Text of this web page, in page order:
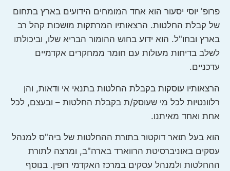
פרופ' יוסי יסעור הוא אחד המומחים הידועים בארץ בתחום
של קבלת החלטות. הרצאותיו המרתקות מושכות קהל רב
בארץ ובחו"ל. הוא ידוע בחוש ההומור הבריא שלו, וביכולתו
לשלב בדיחות מעולות עם חומר ממחקרים אקדמיים
עדכניים.
הרצאותיו עוסקות בקבלת החלטות בתנאי אי ודאות, והן
רלוונטיות לכל מי שעוסק/ת בקבלת החלטות – ובעצם, לכל
אחת ואחד מאיתנו.
הוא בעל תואר דוקטור בתורת ההחלטות של ביה"ס למנהל
עסקים באוניברסיטת הרווארד בארה"ב, ומרצה לתורת
ההחלטות ולמנהל עסקים במרכז האקדמי רופין. בנוסף